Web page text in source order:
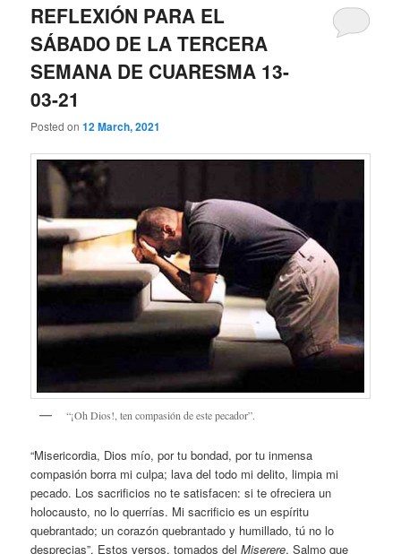
REFLEXIÓN PARA EL
SÁBADO DE LA TERCERA
SEMANA DE CUARESMA 13-
03-21
Posted on12 March, 2021
“¡Oh Dios!, ten compasión de este pecador”.
“Misericordia, Dios mío, por tu bondad, por tu inmensa
compasión borra mi culpa; lava del todo mi delito, limpia mi
pecado. Los sacrificios no te satisfacen: si te ofreciera un
holocausto, no lo querrías. Mi sacrificio es un espíritu
quebrantado; un corazón quebrantado y humillado, tú no lo
desprecias”. Estos versos, tomados delMiserere, Salmo que